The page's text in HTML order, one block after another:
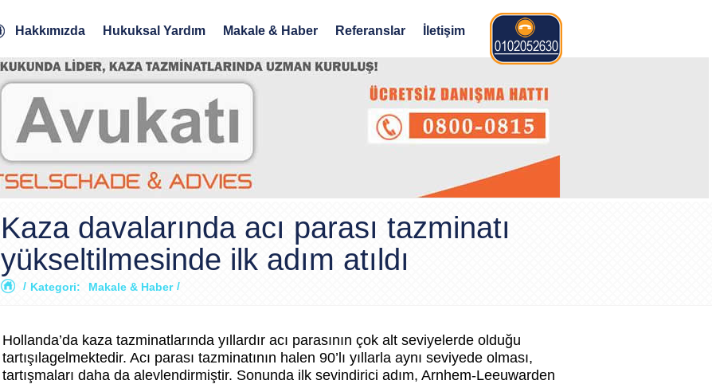
Hakkımızda Hukuksal Yardım Makale & Haber Referanslar İletişim
Kaza davalarında acı parası tazminatı
yükseltilmesinde ilk adım atıldı
/ Kategori: Makale & Haber /
Hollanda’da kaza tazminatlarında yıllardır acı parasının çok alt seviyelerde olduğu
tartışılagelmektedir. Acı parası tazminatının halen 90’lı yıllarla aynı seviyede olması,
tartışmaları daha da alevlendirmiştir. Sonunda ilk sevindirici adım, Arnhem-Leeuwarden